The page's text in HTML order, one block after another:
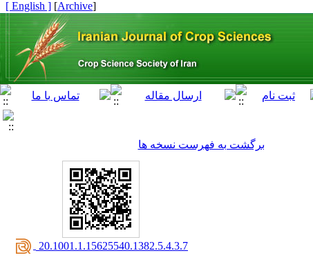
[
Archive
]
[ English ]
برگشت به فهرست نسخه ها
‎ 20.1001.1.15625540.1382.5.4.3.7